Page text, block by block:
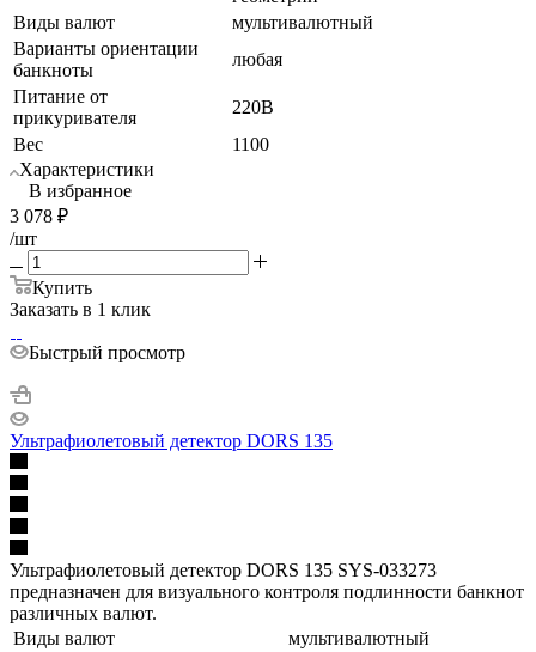
Виды валют
мультивалютный
Варианты ориентации
банкноты
любая
Питание от
прикуривателя
220В
Вес
1100
Характеристики
В избранное
3 078 ₽
/шт
Купить
Заказать в 1 клик
Быстрый просмотр
Ультрафиолетовый детектор DORS 135
Ультрафиолетовый детектор DORS 135 SYS-033273
предназначен для визуального контроля подлинности банкнот
различных валют.
Виды валют
мультивалютный